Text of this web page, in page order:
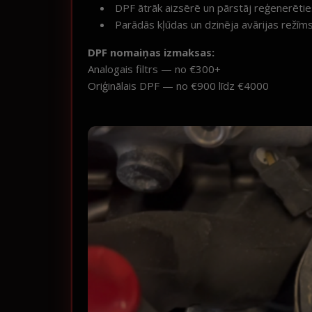
DPF ātrāk aizsērē un pārstāj
Parādās kļūdas un dzinēja avārijas
DPF nomaiņas izmaksas:
Analogais filtrs — no €300+
Oriģinālais DPF — no €900 līdz €4000